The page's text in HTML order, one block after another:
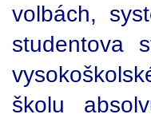
volbách,
studentova
školu